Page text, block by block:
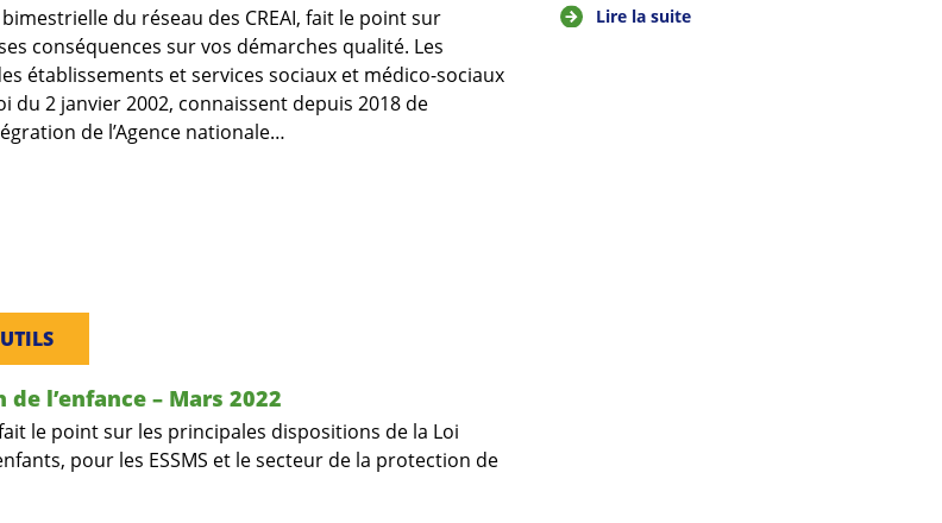
bimestrielle du réseau des CREAI, fait le point sur
conséquences sur vos démarches qualité. Les
établissements et services sociaux et médico-sociaux
du 2 janvier 2002, connaissent depuis 2018 de
de l’Agence nationale…
l’enfance – Mars 2022
fait le point sur les principales dispositions de la Loi
pour les ESSMS et le secteur de la protection de
Lire la suite